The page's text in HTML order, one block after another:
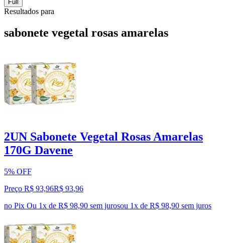
Full
Resultados para
sabonete vegetal rosas amarelas
2UN Sabonete Vegetal Rosas Amarelas
170G Davene
5% OFF
Preço R$ 93,96R$ 93,96
no Pix Ou 1x de R$ 98,90 sem jurosou 1x de R$ 98,90 sem juros